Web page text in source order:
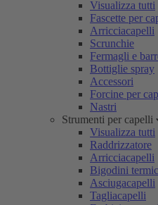
Visualizza tutti
Fascette per
Arricciacapelli
Scrunchie
Fermagli e
Bottiglie spray
Accessori
Forcine per
Nastri
Strumenti per capelli
Visualizza tutti
Raddrizzatore
Arricciacapelli
Bigodini
Asciugacapelli
Tagliacapelli